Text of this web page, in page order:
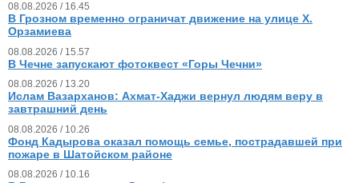
08.08.2026 / 16.45
В Грозном временно ограничат движение на улице Х.
Орзамиева
08.08.2026 / 15.57
В Чечне запускают фотоквест «Горы Чечни»
08.08.2026 / 13.20
Ислам Вазарханов: Ахмат-Хаджи вернул людям веру в
завтрашний день
08.08.2026 / 10.26
Фонд Кадырова оказал помощь семье, пострадавшей при
пожаре в Шатойском районе
08.08.2026 / 10.16